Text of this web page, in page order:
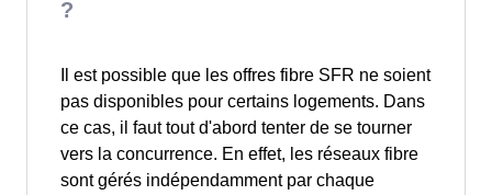
?
Il est possible que les offres fibre SFR ne soient
pas disponibles pour certains logements. Dans
ce cas, il faut tout d'abord tenter de se tourner
vers la concurrence. En effet, les réseaux fibre
sont gérés indépendamment par chaque